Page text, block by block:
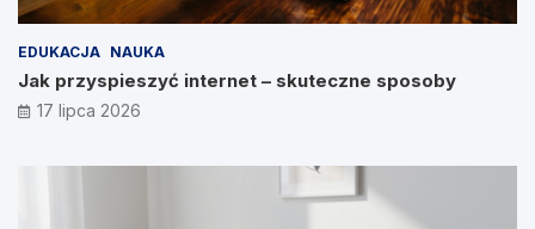
EDUKACJA NAUKA
Jak przyspieszyć internet – skuteczne sposoby
17 lipca 2026